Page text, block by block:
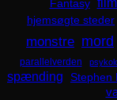
Fantasy
hjemsøgte steder
monstre mord
parallelverden
spænding Stephen